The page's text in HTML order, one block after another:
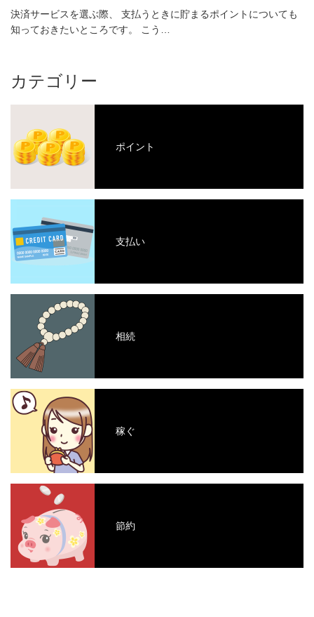
決済サービスを選ぶ際、 支払うときに貯まるポイントについても
知っておきたいところです。 こう…
カテゴリー
ポイント
支払い
相続
稼ぐ
節約